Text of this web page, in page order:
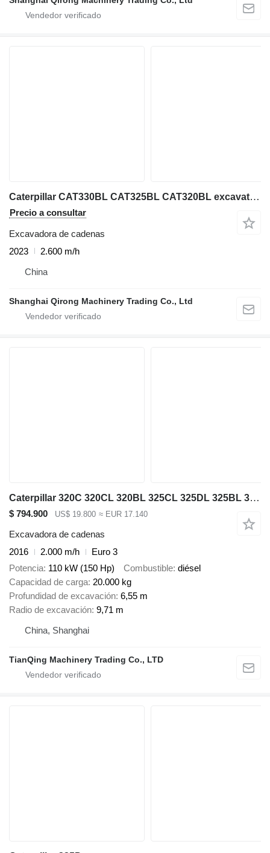
Caterpillar CAT330BL CAT325BL CAT320BL excavator on sale
Precio a consultar
Excavadora de cadenas
2023
2.600 m/h
China
Shanghai Qirong Machinery Trading Co., Ltd
Caterpillar 320C 320CL 320BL 325CL 325DL 325BL 320C 320D
$ 794.900 US$ 19.800 ≈ EUR 17.140
Excavadora de cadenas
2016
2.000 m/h
Euro 3
Potencia 110 kW (150 Hp) Combustible diésel
Capacidad de carga 20.000 kg
Profundidad de excavación 6,55 m
Radio de excavación 9,71 m
China, Shanghai
TianQing Machinery Trading Co., LTD